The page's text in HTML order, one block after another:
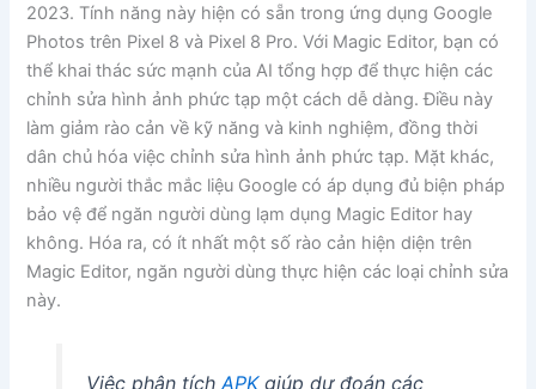
2023. Tính năng này hiện có sẵn trong ứng dụng Google
Photos trên Pixel 8 và Pixel 8 Pro. Với Magic Editor, bạn có
thể khai thác sức mạnh của AI tổng hợp để thực hiện các
chỉnh sửa hình ảnh phức tạp một cách dễ dàng. Điều này
làm giảm rào cản về kỹ năng và kinh nghiệm, đồng thời
dân chủ hóa việc chỉnh sửa hình ảnh phức tạp. Mặt khác,
nhiều người thắc mắc liệu Google có áp dụng đủ biện pháp
bảo vệ để ngăn người dùng lạm dụng Magic Editor hay
không. Hóa ra, có ít nhất một số rào cản hiện diện trên
Magic Editor, ngăn người dùng thực hiện các loại chỉnh sửa
này.
Việc phân tích APKgiúp dự đoán các